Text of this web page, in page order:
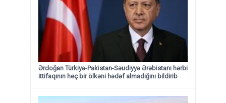
Ərdoğan Türkiyə-Pakistan-Səudiyyə Ərəbistanı hərbi
ittifaqının heç bir ölkəni hədəf almadığını bildirib